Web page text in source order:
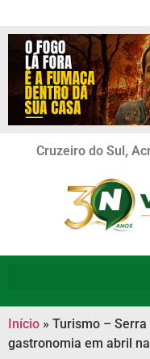
Cruzeiro do Sul,
Início » Turismo –
gastronomia em abril